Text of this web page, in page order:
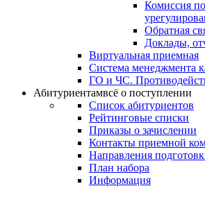
Комиссия
Обратная
Доклады,
Виртуальная приемная
Система менеджмента
ГО и ЧС.
Абитуриентамвсё о поступлении
Список абитуриентов
Рейтинговые списки
Приказы о зачислении
Контакты приемной
Направления
План набора
Информация